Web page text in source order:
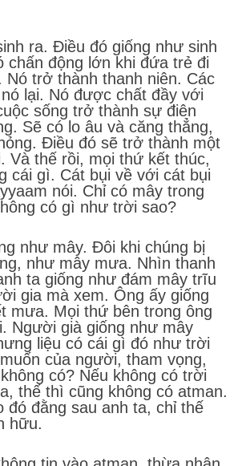
ra. Điều đó giống như sinh
chấn động lớn khi đứa trẻ đi
Nó trở thành thanh niên. Các
lại. Nó được chất đầy với
sống trở thành sự điên
Sẽ có lo âu và căng thẳng,
Điều đó sẽ trở thành một
Và thế rồi, mọi thứ kết thúc,
cái gì. Cát bụi về với cát bụi
nói. Chỉ có mây trong
có gì như trời sao?
như mây. Đôi khi chúng bị
như mây mưa. Nhìn thanh
ta giống như đám mây trĩu
gia mà xem. Ông ấy giống
mưa. Mọi thứ bên trong ông
Người già giống như mây
liệu có cái gì đó như trời
của người, tham vọng,
có? Nếu không có trời
thế thì cũng không có atman.
đó đằng sau anh ta, chỉ thế
hữu.